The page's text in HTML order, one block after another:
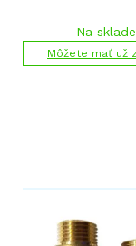
Na sklade
Môžete mať už